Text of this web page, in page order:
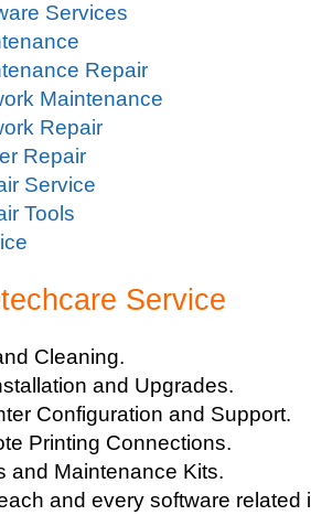
Services
Repair
Maintenance
Repair
Repair
Service
Tools
Service
Cleaning.
and Upgrades.
Configuration and Support.
Printing Connections.
and Maintenance Kits.
and every software related